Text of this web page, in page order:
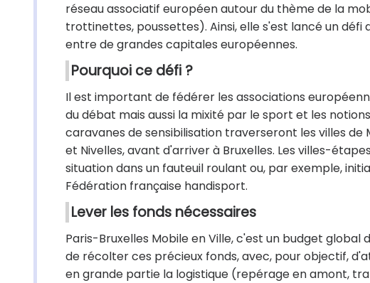
réseau associatif européen autour du thème de la
trottinettes, poussettes). Ainsi, elle s'est lancé un défi
entre de grandes capitales européennes.
Pourquoi ce défi ?
Il est important de fédérer les associations
du débat mais aussi la mixité par le sport et les
caravanes de sensibilisation traverseront les villes
et Nivelles, avant d'arriver à Bruxelles. Les villes-
situation dans un fauteuil roulant ou, par exemple,
Fédération française handisport.
Lever les fonds nécessaires
Paris-Bruxelles Mobile en Ville, c'est un budget
de récolter ces précieux fonds, avec, pour objectif,
en grande partie la logistique (repérage en amont,